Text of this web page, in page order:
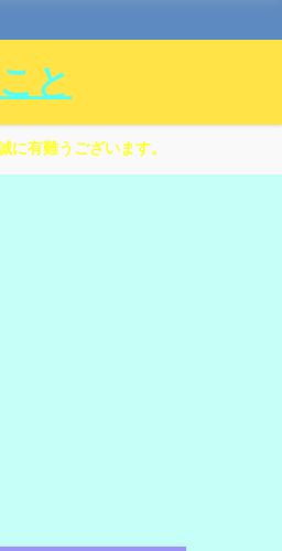
と
有難うございます。